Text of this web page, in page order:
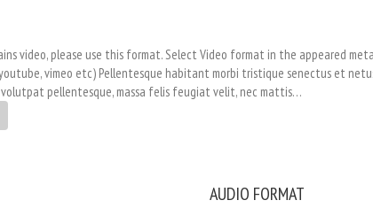
video, please use this format. Select Video format in the appeared
vimeo etc) Pellentesque habitant morbi tristique senectus et
volutpat pellentesque, massa felis feugiat velit, nec mattis…
AUDIO FORMAT